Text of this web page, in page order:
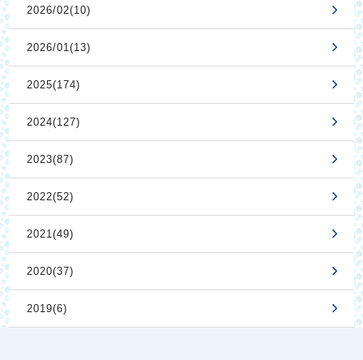
2026/02(10)
2026/01(13)
2025(174)
2024(127)
2023(87)
2022(52)
2021(49)
2020(37)
2019(6)